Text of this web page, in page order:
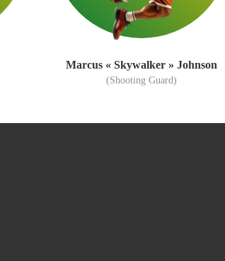
Marcus « Skywalker » Johnson
(Shooting Guard)